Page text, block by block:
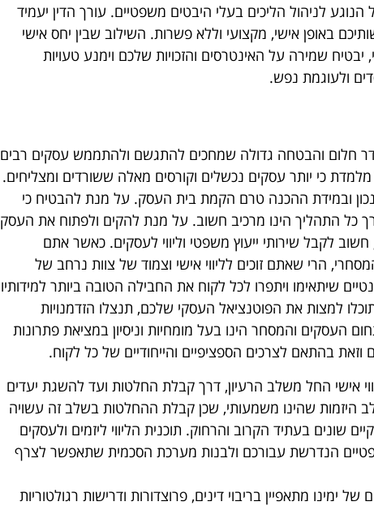
לניהול הליכים בעלי היבטים משפטיים. עורך הדין יעמיד
באופן אישי, מקצועי וללא פשרות. השילוב שבין יחס אישי
שמירה על האינטרסים והזכויות שלכם וימנע טעויות
ולעוגמת נפש.
חלום והבטחה גדולה שמחכים להתגשם ולהתממש עסקים רבים
כי יותר עסקים נכשלים וקורסים מאלה ששורדים ומצליחים.
נכון ובמידת ההכנה טרם הקמת בית העסק. על מנת להבטיח כי
כל התהליך הינו מרכיב חשוב. על מנת להקים ולפתוח את העסק
לקבל שירותי ייעוץ משפטי וליווי לעסקים. כאשר אתם
הרי שאתם זוכים לליווי אישי וצמוד של צוות נרחב של
שיתאימו ויתפרו לכל לקוח את החבילה הטובה ביותר למידותיו
למצות את הפוטנציאל העסקי שלכם, תנצלו הזדמנויות
העסקים והמסחר הינו בעל מומחיות וניסיון במציאת פתרונות
וזאת בהתאם לצרכים הספציפיים והייחודיים של כל לקוח.
אישי החל משלב הרעיון, דרך קבלת החלטות ועד להשגת יעדים
היזמות שהינו משמעותי, שכן קבלת ההחלטות בשלב זה עשויה
בעתיד הקרוב והרחוק. תוכנית הליווי ליזמים ולעסקים
הנדרשת עבורכם ולבנות מערכת הסכמית שתאפשר לצרף
ימינו מתאפיין בריבוי דינים, פרוצדורות ודרישות רגולטוריות